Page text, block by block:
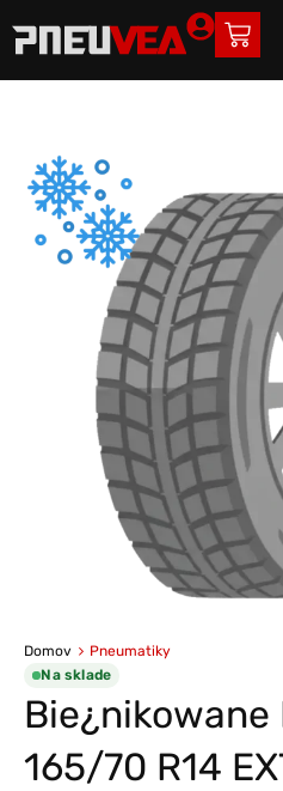
Domov
Pneumatiky
Na sklade
165/70 R14